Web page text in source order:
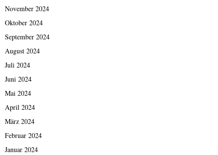
November 2024
Oktober 2024
September 2024
August 2024
Juli 2024
Juni 2024
Mai 2024
April 2024
März 2024
Februar 2024
Januar 2024